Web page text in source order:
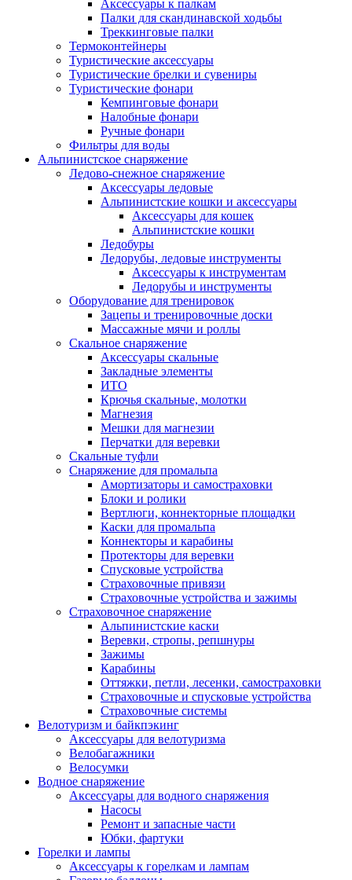
Аксессуары к палкам
Палки для скандинавской ходьбы
Треккинговые палки
Термоконтейнеры
Туристические аксессуары
Туристические брелки и сувениры
Туристические фонари
Кемпинговые фонари
Налобные фонари
Ручные фонари
Фильтры для воды
Альпинистское снаряжение
Ледово-снежное снаряжение
Аксессуары ледовые
Альпинистские кошки и аксессуары
Аксессуары для кошек
Альпинистские кошки
Ледобуры
Ледорубы, ледовые инструменты
Аксессуары к инструментам
Ледорубы и инструменты
Оборудование для тренировок
Зацепы и тренировочные доски
Массажные мячи и роллы
Скальное снаряжение
Аксессуары скальные
Закладные элементы
ИТО
Крючья скальные, молотки
Магнезия
Мешки для магнезии
Перчатки для веревки
Скальные туфли
Снаряжение для промальпа
Амортизаторы и самостраховки
Блоки и ролики
Вертлюги, коннекторные площадки
Каски для промальпа
Коннекторы и карабины
Протекторы для веревки
Спусковые устройства
Страховочные привязи
Страховочные устройства и зажимы
Страховочное снаряжение
Альпинистские каски
Веревки, стропы, репшнуры
Зажимы
Карабины
Оттяжки, петли, лесенки, самостраховки
Страховочные и спусковые устройства
Страховочные системы
Велотуризм и байкпэкинг
Аксессуары для велотуризма
Велобагажники
Велосумки
Водное снаряжение
Аксессуары для водного снаряжения
Насосы
Ремонт и запасные части
Юбки, фартуки
Горелки и лампы
Аксессуары к горелкам и лампам